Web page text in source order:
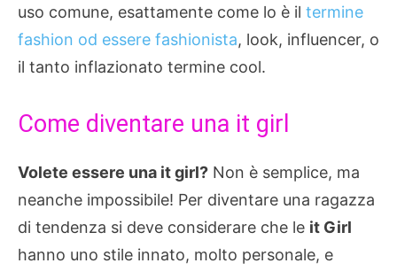
uso comune, esattamente come lo è il termine
fashion od essere fashionista, look, influencer, o
il tanto inflazionato termine cool.
Come diventare una it girl
Volete essere una it girl? Non è semplice, ma
neanche impossibile! Per diventare una ragazza
di tendenza si deve considerare che le it Girl
hanno uno stile innato, molto personale, e